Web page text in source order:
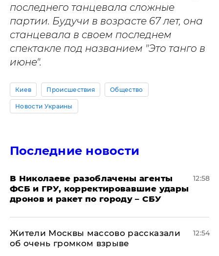
последнего танцевала сложные
партии. Будучи в возрасте 67 лет, она
станцевала в своем последнем
спектакле под названием "Это танго в
июне".
Киев Происшествия Общество
Новости Украины
Последние новости
В Николаеве разоблачены агенты
ФСБ и ГРУ, корректировавшие удары
дронов и ракет по городу – СБУ
12:58
Жители Москвы массово рассказали
об очень громком взрыве
12:54